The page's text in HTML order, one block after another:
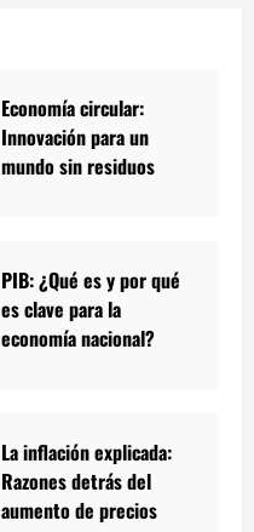
Economía circular:
Innovación para un
mundo sin residuos
PIB: ¿Qué es y por qué
es clave para la
economía nacional?
La inflación explicada:
Razones detrás del
aumento de precios